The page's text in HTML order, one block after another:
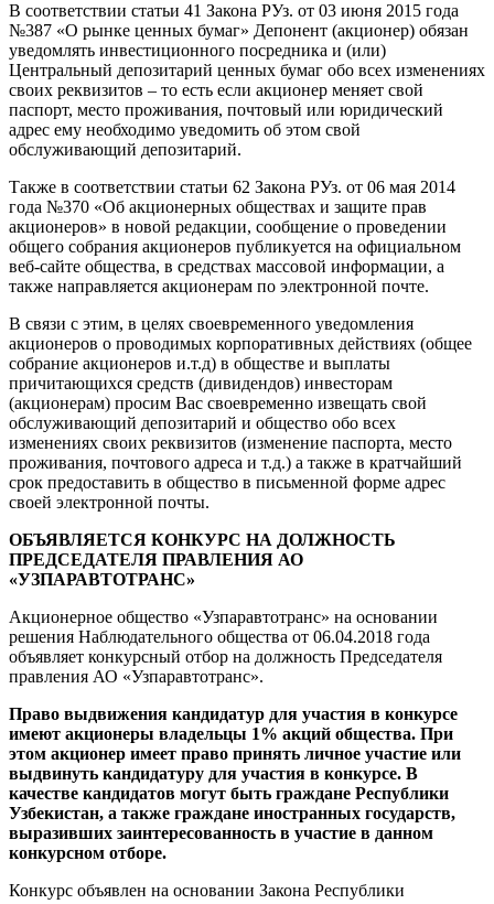
В соответствии статьи 41 Закона РУз. от 03 июня 2015 года
№387 «О рынке ценных бумаг» Депонент (акционер) обязан
уведомлять инвестиционного посредника и (или)
Центральный депозитарий ценных бумаг обо всех изменениях
своих реквизитов – то есть если акционер меняет свой
паспорт, место проживания, почтовый или юридический
адрес ему необходимо уведомить об этом свой
обслуживающий депозитарий.
Также в соответствии статьи 62 Закона РУз. от 06 мая 2014
года №370 «Об акционерных обществах и защите прав
акционеров» в новой редакции, сообщение о проведении
общего собрания акционеров публикуется на официальном
веб-сайте общества, в средствах массовой информации, а
также направляется акционерам по электронной почте.
В связи с этим, в целях своевременного уведомления
акционеров о проводимых корпоративных действиях (общее
собрание акционеров и.т.д) в обществе и выплаты
причитающихся средств (дивидендов) инвесторам
(акционерам) просим Вас своевременно извещать свой
обслуживающий депозитарий и общество обо всех
изменениях своих реквизитов (изменение паспорта, место
проживания, почтового адреса и т.д.) а также в кратчайший
срок предоставить в общество в письменной форме адрес
своей электронной почты.
ОБЪЯВЛЯЕТСЯ КОНКУРС НА ДОЛЖНОСТЬ
ПРЕДСЕДАТЕЛЯ ПРАВЛЕНИЯ АО
«УЗПАРАВТОТРАНС»
Акционерное общество «Узпаравтотранс» на основании
решения Наблюдательного общества от 06.04.2018 года
объявляет конкурсный отбор на должность Председателя
правления АО «Узпаравтотранс».
Право выдвижения кандидатур для участия в конкурсе
имеют акционеры владельцы 1% акций общества. При
этом акционер имеет право принять личное участие или
выдвинуть кандидатуру для участия в конкурсе. В
качестве кандидатов могут быть граждане Республики
Узбекистан, а также граждане иностранных государств,
выразивших заинтересованность в участие в данном
конкурсном отборе.
Конкурс объявлен на основании Закона Республики